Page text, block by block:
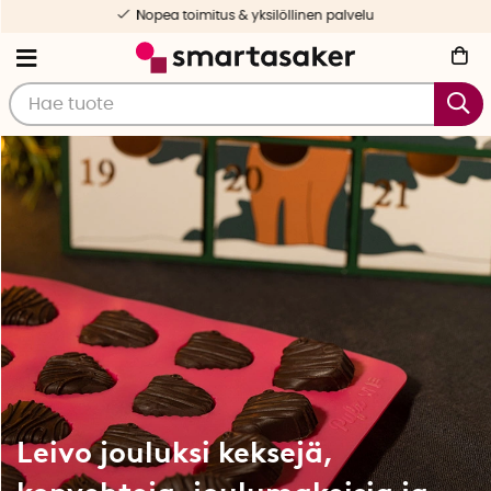
Nopea toimitus & yksilöllinen palvelu
Leivo jouluksi keksejä,